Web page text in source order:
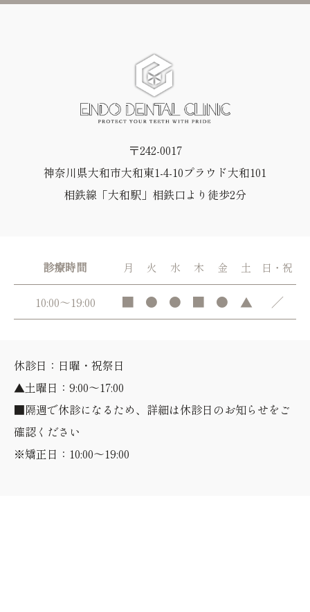
〒242-0017
神奈川県大和市大和東1-4-10プラウド大和101
相鉄線「大和駅」相鉄口より徒歩2分
診療時間 月 火 水 木 金 土 日・祝
10:00～19:00 ■ ● ● ■ ● ▲ ／
休診日：日曜・祝祭日
▲土曜日：9:00～17:00
■隔週で休診になるため、詳細は休診日のお知らせをご
確認ください
※矯正日：10:00～19:00